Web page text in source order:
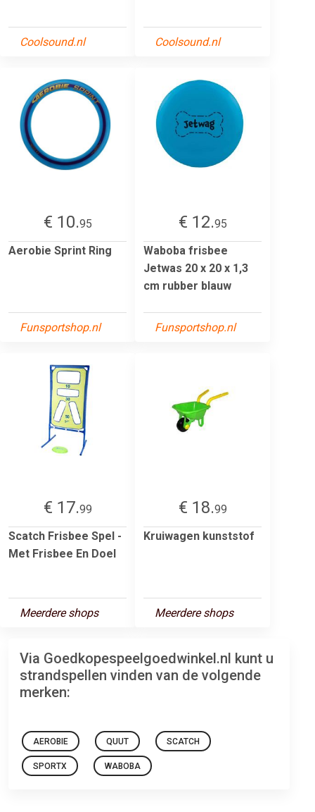
Coolsound.nl Coolsound.nl
€ 10.95
Aerobie Sprint Ring
Funsportshop.nl
€ 12.95
Waboba frisbee
Jetwas 20 x 20 x 1,3
cm rubber blauw
Funsportshop.nl
€ 17.99
Scatch Frisbee Spel -
Met Frisbee En Doel
Meerdere shops
€ 18.99
Kruiwagen kunststof
Meerdere shops
Via Goedkopespeelgoedwinkel.nl kunt u
strandspellen vinden van de volgende
merken:
AEROBIE QUUT SCATCH
SPORTX WABOBA